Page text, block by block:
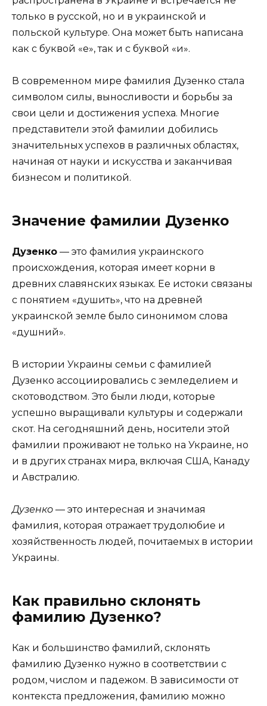
только в русской, но и в украинской и
польской культуре. Она может быть написана
как с буквой «е», так и с буквой «и».
В современном мире фамилия Дузенко стала
символом силы, выносливости и борьбы за
свои цели и достижения успеха. Многие
представители этой фамилии добились
значительных успехов в различных областях,
начиная от науки и искусства и заканчивая
бизнесом и политикой.
Значение фамилии Дузенко
Дузенко — это фамилия украинского
происхождения, которая имеет корни в
древних славянских языках. Ее истоки связаны
с понятием «душить», что на древней
украинской земле было синонимом слова
«душний».
В истории Украины семьи с фамилией
Дузенко ассоциировались с земледелием и
скотоводством. Это были люди, которые
успешно выращивали культуры и содержали
скот. На сегодняшний день, носители этой
фамилии проживают не только на Украине, но
и в других странах мира, включая США, Канаду
и Австралию.
Дузенко — это интересная и значимая
фамилия, которая отражает трудолюбие и
хозяйственность людей, почитаемых в истории
Украины.
Как правильно склонять
фамилию Дузенко?
Как и большинство фамилий, склонять
фамилию Дузенко нужно в соответствии с
родом, числом и падежом. В зависимости от
контекста предложения, фамилию можно